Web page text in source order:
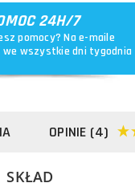
24H/7
pomocy? Na e-maile
we wszystkie dni tygodnia
OPINIE (4)
SKŁAD